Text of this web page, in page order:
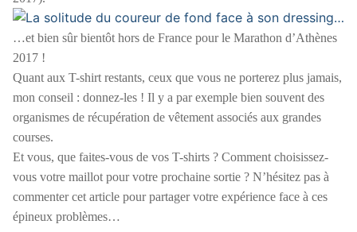
…et bien sûr bientôt hors de France pour le Marathon d’Athènes
2017 !
Quant aux T-shirt restants, ceux que vous ne porterez plus jamais,
mon conseil : donnez-les ! Il y a par exemple bien souvent des
organismes de récupération de vêtement associés aux grandes
courses.
Et vous, que faites-vous de vos T-shirts ? Comment choisissez-
vous votre maillot pour votre prochaine sortie ? N’hésitez pas à
commenter cet article pour partager votre expérience face à ces
épineux problèmes…